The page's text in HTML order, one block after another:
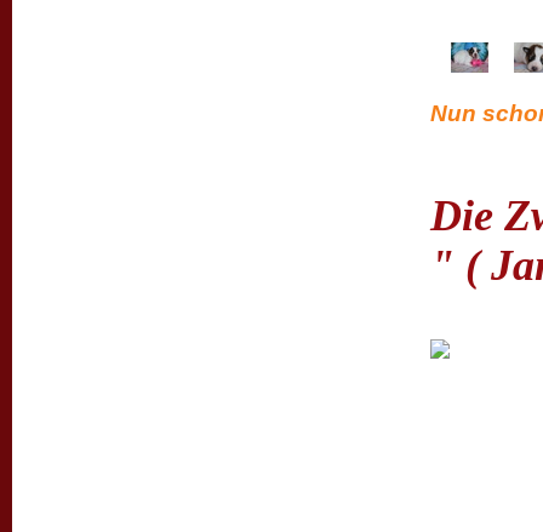
Nun
Die
" (